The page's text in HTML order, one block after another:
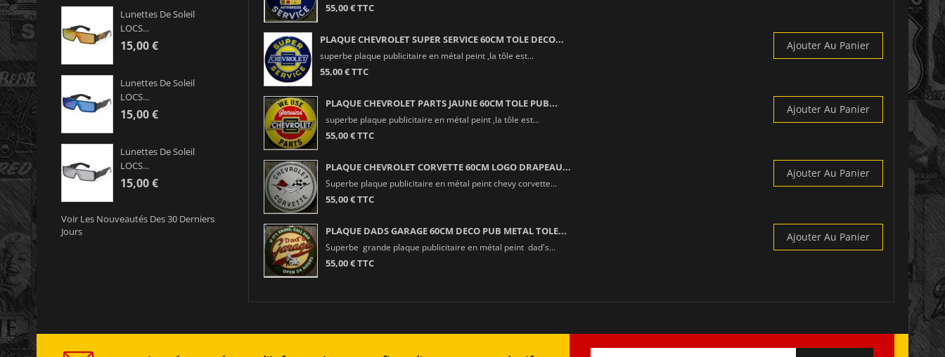
Lunettes De Soleil
LOCS...
15,00 €
Lunettes De Soleil
LOCS...
15,00 €
Lunettes De Soleil
LOCS...
15,00 €
Voir Les Nouveautés Des 30 Derniers
Jours
55,00 € TTC
PLAQUE CHEVROLET SUPER SERVICE 60CM TOLE DECO...
superbe plaque publicitaire en métal peint ,la tôle est...
55,00 € TTC
Ajouter Au Panier
PLAQUE CHEVROLET PARTS JAUNE 60CM TOLE PUB...
superbe plaque publicitaire en métal peint ,la tôle est...
55,00 € TTC
Ajouter Au Panier
PLAQUE CHEVROLET CORVETTE 60CM LOGO DRAPEAU...
Superbe plaque publicitaire en métal peint chevy corvette...
55,00 € TTC
Ajouter Au Panier
PLAQUE DADS GARAGE 60CM DECO PUB METAL TOLE...
Superbe grande plaque publicitaire en métal peint dad's...
55,00 € TTC
Ajouter Au Panier